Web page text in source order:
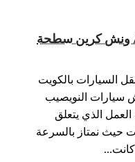
النويصيب / 65557275 / ونش كرين سطحة
السيارات بالكويت
النويصيب
الذي يتعلق
حيث نمتاز بالسرعة
كانت…